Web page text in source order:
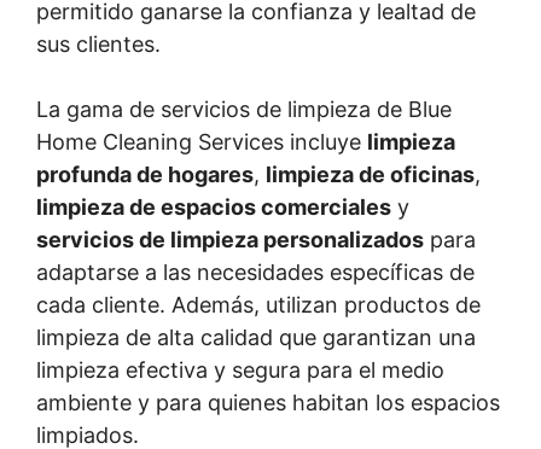
permitido ganarse la confianza y lealtad de
sus clientes.
La gama de servicios de limpieza de Blue
Home Cleaning Services incluye limpieza
profunda de hogares, limpieza de oficinas,
limpieza de espacios comerciales y
servicios de limpieza personalizados para
adaptarse a las necesidades específicas de
cada cliente. Además, utilizan productos de
limpieza de alta calidad que garantizan una
limpieza efectiva y segura para el medio
ambiente y para quienes habitan los espacios
limpiados.